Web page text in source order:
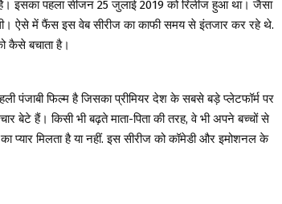
इसका पहला सीजन 25 जुलाई 2019 को रिलीज हुआ था। जैसा
ऐसे में फैंस इस वेब सीरीज का काफी समय से इंतजार कर रहे थे.
कैसे बचाता है।
पंजाबी फिल्म है जिसका प्रीमियर देश के सबसे बड़े प्लेटफॉर्म पर
बेटे हैं। किसी भी बढ़ते माता-पिता की तरह, वे भी अपने बच्चों से
प्यार मिलता है या नहीं. इस सीरीज को कॉमेडी और इमोशनल के